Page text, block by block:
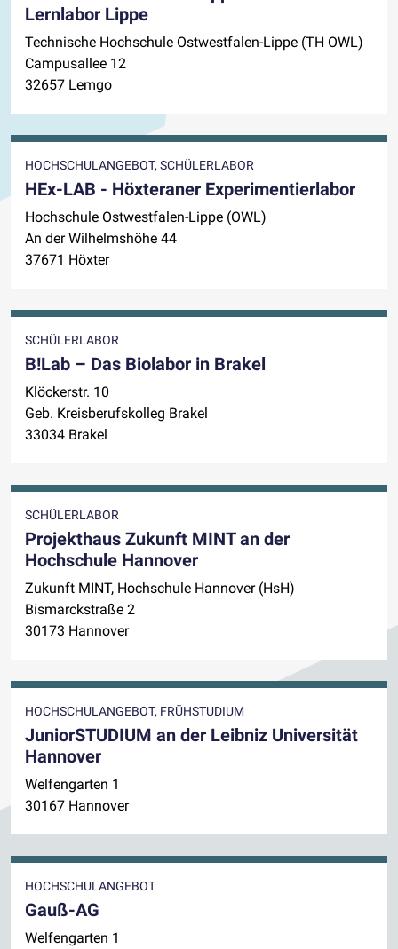
Lernlabor Lippe
Technische Hochschule Ostwestfalen-Lippe (TH OWL)
Campusallee 12
32657 Lemgo
HOCHSCHULANGEBOT, SCHÜLERLABOR
HEx-LAB - Höxteraner Experimentierlabor
Hochschule Ostwestfalen-Lippe (OWL)
An der Wilhelmshöhe 44
37671 Höxter
SCHÜLERLABOR
B!Lab – Das Biolabor in Brakel
Klöckerstr. 10
Geb. Kreisberufskolleg Brakel
33034 Brakel
SCHÜLERLABOR
Projekthaus Zukunft MINT an der
Hochschule Hannover
Zukunft MINT, Hochschule Hannover (HsH)
Bismarckstraße 2
30173 Hannover
HOCHSCHULANGEBOT, FRÜHSTUDIUM
JuniorSTUDIUM an der Leibniz Universität
Hannover
Welfengarten 1
30167 Hannover
HOCHSCHULANGEBOT
Gauß-AG
Welfengarten 1